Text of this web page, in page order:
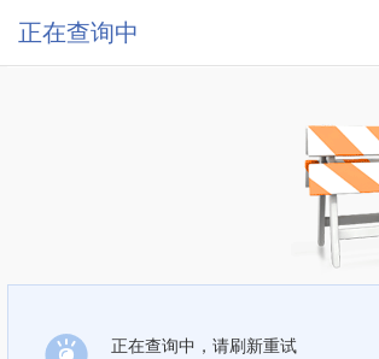
正在查询中
正在查询中，请刷新重试